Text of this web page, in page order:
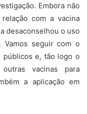
Embora não
com a vacina
desaconselhou o uso
Vamos seguir com o
públicos e, tão logo o
vacinas para
a aplicação em